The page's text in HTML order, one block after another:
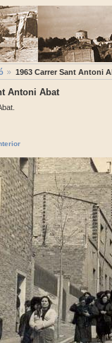
1963 Carrer Sant Antoni
Antoni Abat